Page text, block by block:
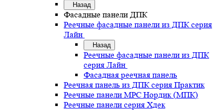
Назад
Фасадные панели ДПК
Реечные фасадные панели из ДПК серия
Лайн
Назад
Реечные фасадные панели из ДПК
серия Лайн
Фасадная реечная панель
Реечная панель из ДПК серия Практик
Реечные панели MPC Нордик (МПК)
Реечные панели серия Хдек